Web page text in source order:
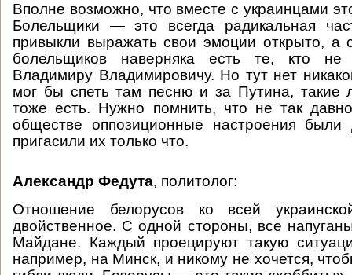
Вполне возможно, что вместе с украинцами
Болельщики — это всегда радикальная
привыкли выражать свои эмоции открыто, а
болельщиков наверняка есть те, кто
Владимиру Владимировичу. Но тут нет
мог бы спеть там песню и за Путина, такие
тоже есть. Нужно помнить, что не так
обществе оппозиционные настроения были
пригасили их только что.
Александр Федута, политолог:
Отношение белорусов ко всей
двойственное. С одной стороны, все
Майдане. Каждый проецируют такую
например, на Минск, и никому не хочется,